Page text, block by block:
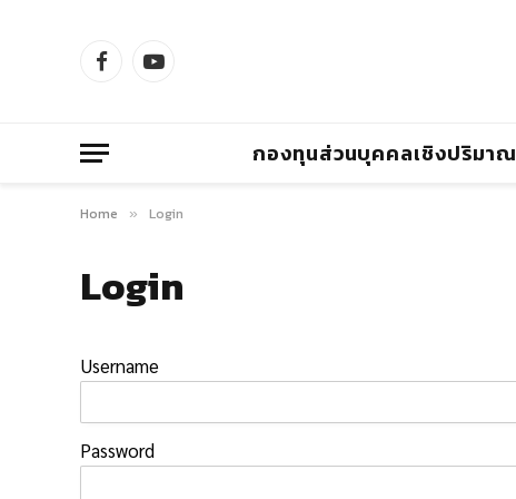
FacebookYouTube
กองทุนส่วนบุคคลเชิงปริมาณ
Home » Login
Login
Username
Password